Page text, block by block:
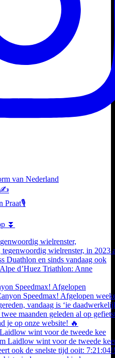
van Nederland
✍️
Praat🎙️
⏬
wielrenster,
Speedmax! Afgelopen
wint voor de tweede kee